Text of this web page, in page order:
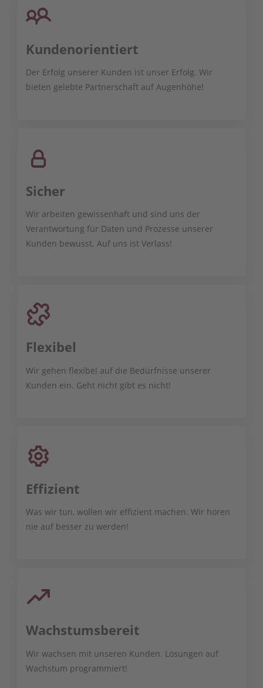
Kundenorientiert
Der Erfolg unserer Kunden ist unser Erfolg. Wir
bieten gelebte Partnerschaft auf Augenhöhe!
Sicher
Wir arbeiten gewissenhaft und sind uns der
Verantwortung für Daten und Prozesse unserer
Kunden bewusst. Auf uns ist Verlass!
Flexibel
Wir gehen flexibel auf die Bedürfnisse unserer
Kunden ein. Geht nicht gibt es nicht!
Effizient
Was wir tun, wollen wir effizient machen. Wir hören
nie auf besser zu werden!
Wachstumsbereit
Wir wachsen mit unseren Kunden. Lösungen auf
Wachstum programmiert!